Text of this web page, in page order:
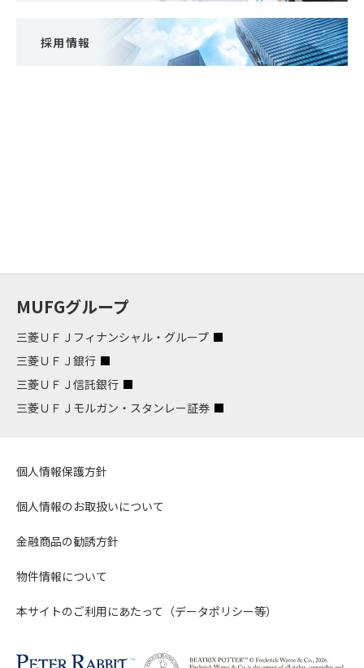
採用情報
MUFGグループ
三菱ＵＦＪフィナンシャル・グループ
三菱ＵＦＪ銀行
三菱ＵＦＪ信託銀行
三菱ＵＦＪモルガン・スタンレー証券
個人情報保護方針
個人情報のお取扱いについて
金融商品の勧誘方針
物件情報について
本サイトのご利用にあたって（データポリシー等）